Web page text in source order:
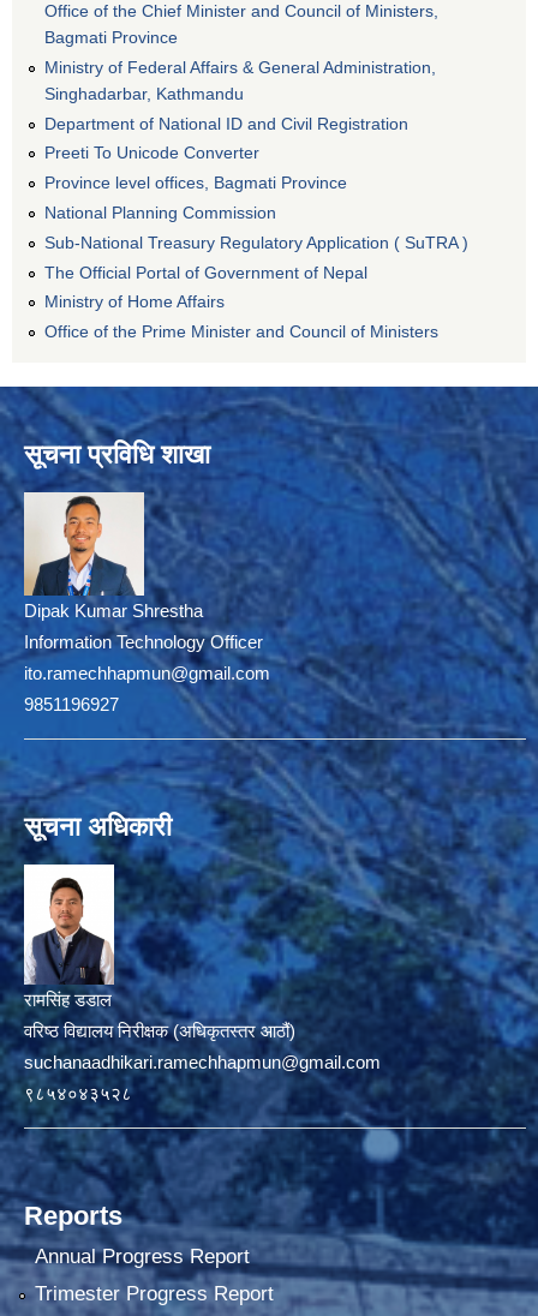
Office of the Chief Minister and Council of Ministers,
Bagmati Province
Ministry of Federal Affairs & General Administration,
Singhadarbar, Kathmandu
Department of National ID and Civil Registration
Preeti To Unicode Converter
Province level offices, Bagmati Province
National Planning Commission
Sub-National Treasury Regulatory Application ( SuTRA )
The Official Portal of Government of Nepal
Ministry of Home Affairs
Office of the Prime Minister and Council of Ministers
सूचना प्रविधि शाखा
Dipak Kumar Shrestha
Information Technology Officer
ito.ramechhapmun@gmail.com
9851196927
सूचना अधिकारी
रामसिंह डडाल
वरिष्ठ विद्यालय निरीक्षक (अधिकृतस्तर आठौं)
suchanaadhikari.ramechhapmun@gmail.com
९८५४०४३५२८
Reports
Annual Progress Report
Trimester Progress Report